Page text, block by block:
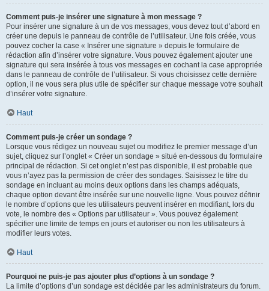
Comment puis-je insérer une signature à mon message ?
Pour insérer une signature à un de vos messages, vous devez tout d’abord en
créer une depuis le panneau de contrôle de l’utilisateur. Une fois créée, vous
pouvez cocher la case « Insérer une signature » depuis le formulaire de
rédaction afin d’insérer votre signature. Vous pouvez également ajouter une
signature qui sera insérée à tous vos messages en cochant la case appropriée
dans le panneau de contrôle de l’utilisateur. Si vous choisissez cette dernière
option, il ne vous sera plus utile de spécifier sur chaque message votre souhait
d’insérer votre signature.
Haut
Comment puis-je créer un sondage ?
Lorsque vous rédigez un nouveau sujet ou modifiez le premier message d’un
sujet, cliquez sur l’onglet « Créer un sondage » situé en-dessous du formulaire
principal de rédaction. Si cet onglet n’est pas disponible, il est probable que
vous n’ayez pas la permission de créer des sondages. Saisissez le titre du
sondage en incluant au moins deux options dans les champs adéquats,
chaque option devant être insérée sur une nouvelle ligne. Vous pouvez définir
le nombre d’options que les utilisateurs peuvent insérer en modifiant, lors du
vote, le nombre des « Options par utilisateur ». Vous pouvez également
spécifier une limite de temps en jours et autoriser ou non les utilisateurs à
modifier leurs votes.
Haut
Pourquoi ne puis-je pas ajouter plus d’options à un sondage ?
La limite d’options d’un sondage est décidée par les administrateurs du forum.